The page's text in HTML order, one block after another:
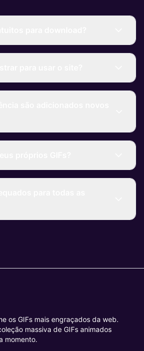
os GIFs mais engraçados da web.
massiva de GIFs animados
momento.